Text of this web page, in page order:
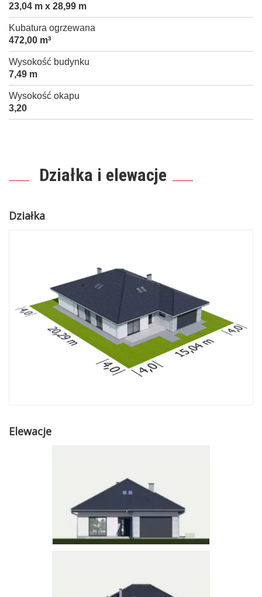
23,04 m x 28,99 m
Kubatura ogrzewana
472,00 m3
Wysokość budynku
7,49 m
Wysokość okapu
3,20
Działka i elewacje
Działka
Elewacje